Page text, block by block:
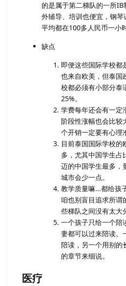
的是属于第二梯队的一所
外辅导、培训也便宜，钢
平均都在100多人民币一小时
缺点
即便这些国际学校都
也来自欧美，但泰国
校都必须有小部分泰
25%。
学费每年还会有一定
阶段性涨幅也会比较
个开销一定要有心理
目前泰国国际学校的
多，尤其中国学生占
迈的中国学生最多，
城市会少一点。
教学质量嘛...都给孩
咱也别盲目追求所谓
些梯队之间没有太大
一个孩子只给一个陪
妻都可以过来陪读。
陪读，另一个用别的
的章节来细说。
医疗